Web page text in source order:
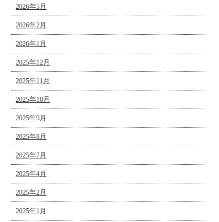
2026年5月
2026年2月
2026年1月
2025年12月
2025年11月
2025年10月
2025年9月
2025年8月
2025年7月
2025年4月
2025年2月
2025年1月